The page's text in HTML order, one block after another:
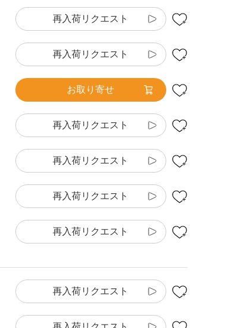
再入荷リクエスト
再入荷リクエスト
お取り寄せ
再入荷リクエスト
再入荷リクエスト
再入荷リクエスト
再入荷リクエスト
再入荷リクエスト